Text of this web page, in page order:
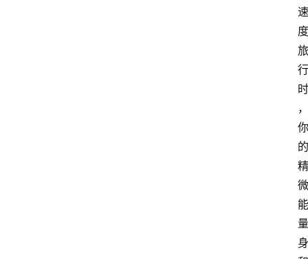
速
度
旅
行
时
，
你
的
精
微
能
量
身